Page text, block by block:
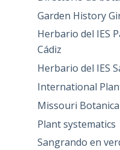
Garden History
Herbario del IES
Cádiz
Herbario del IES
International
Missouri
Plant systematics
Sangrando en